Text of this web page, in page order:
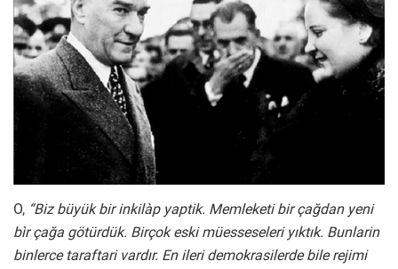
O, “Biz büyük bir inkilàp yaptik. Memleketi bir çağdan yeni
bìr çağa götürdük. Birçok eski müesseseleri yıktık. Bunlarin
binlerce taraftari vardır. En ileri demokrasilerde bile rejimi